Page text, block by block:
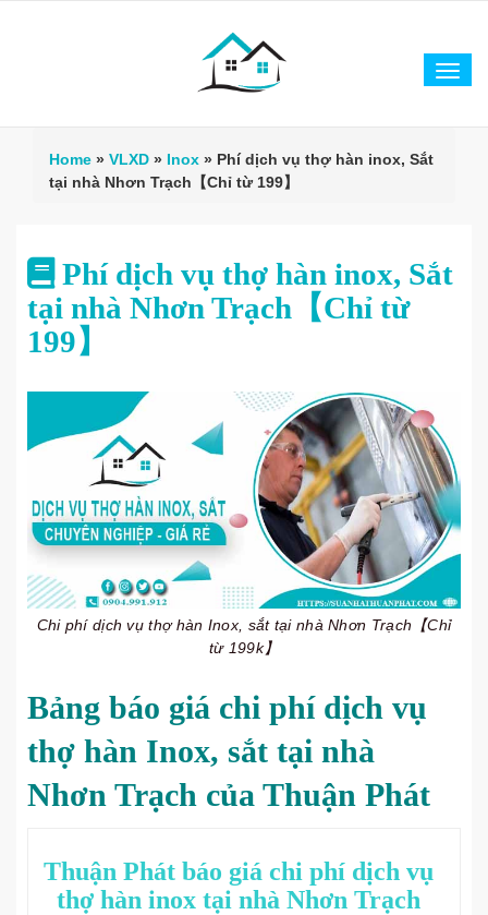
Home » VLXD » Inox » Phí dịch vụ thợ hàn inox, Sắt
tại nhà Nhơn Trạch【Chỉ từ 199】
Phí dịch vụ thợ hàn inox, Sắt
tại nhà Nhơn Trạch【Chỉ từ
199】
Chi phí dịch vụ thợ hàn Inox, sắt tại nhà Nhơn Trạch【Chỉ
từ 199k】
Bảng báo giá chi phí dịch vụ
thợ hàn Inox, sắt tại nhà
Nhơn Trạch của Thuận Phát
Thuận Phát báo giá chi phí dịch vụ
thợ hàn inox tại nhà Nhơn Trạch